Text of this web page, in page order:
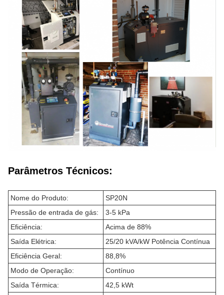
Parâmetros Técnicos:
Nome do Produto:
SP20N
Pressão de entrada de gás:
3-5 kPa
Eficiência:
Acima de 88%
Saída Elétrica:
25/20 kVA/kW Potência Contínua
Eficiência Geral:
88,8%
Modo de Operação:
Contínuo
Saída Térmica:
42,5 kWt